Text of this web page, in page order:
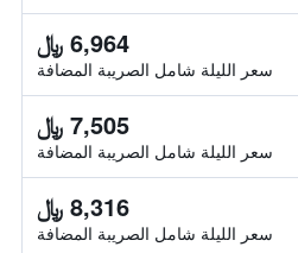
6,964 ﷼
سعر الليلة شامل الصريبة المضافة
7,505 ﷼
سعر الليلة شامل الصريبة المضافة
8,316 ﷼
سعر الليلة شامل الصريبة المضافة